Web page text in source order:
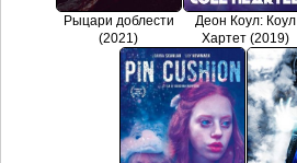
Рыцари доблести
(2021)
Деон Коул: Коул
Хартет (2019)